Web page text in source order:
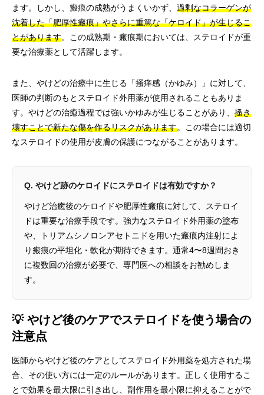
ます。しかし、瘢痕の成熟がうまくいかず、 過剰なコラーゲンが
沈着した「肥厚性瘢痕」やさらに重篤な「ケロイド」が生じるこ
とがあります。この成熟期・瘢痕期においては、ステロイドが重
要な治療薬として活躍します。
また、やけどの治療中に生じる「掻痒感（かゆみ）」に対して、
医師の判断のもとステロイド外用薬が使用されることもありま
す。やけどの治癒過程では強いかゆみが生じることがあり、 搔き
壊すことで新たな傷を作るリスクがあります。この場合には適切
なステロイドの使用が皮膚の保護につながることがあります。
Q. やけど跡のケロイドにステロイドは有効ですか？
やけど治癒後のケロイドや肥厚性瘢痕に対して、ステロイ
ドは重要な治療手段です。強力なステロイド外用薬の塗布
や、トリアムシノロンアセトニドを用いた瘢痕内注射によ
り瘢痕の平坦化・軟化が期待できます。通常4〜8週間おき
に複数回の治療が必要で、専門医への相談をお勧めしま
す。
💡 やけど後のケアでステロイドを使う場合の
注意点
医師からやけど後のケアとしてステロイド外用薬を処方された場
合、その使い方には一定のルールがあります。正しく使用するこ
とで効果を最大限に引き出し、副作用を最小限に抑えることがで